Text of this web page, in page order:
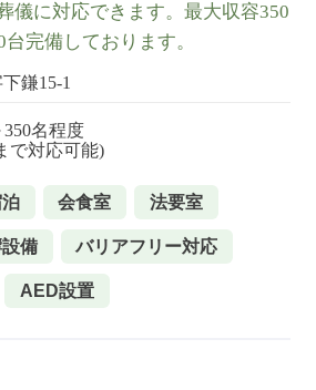
儀に対応できます。最大収容350
完備しております。
鎌15-1
名程度
で対応可能)
会食室 法要室
備 バリアフリー対応
AED設置